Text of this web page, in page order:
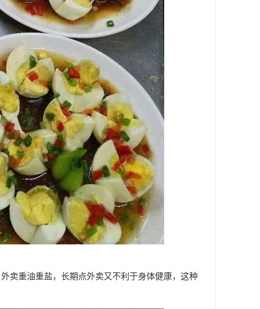
卖重油重盐，长期点外卖又不利于身体健康，这种